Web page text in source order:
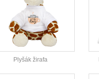
Plyšák žirafa